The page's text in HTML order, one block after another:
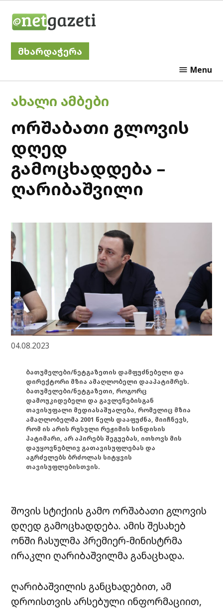
მხარდაჭერა
Menu
POSTED
ᲐᲮᲐᲚᲘ ᲐᲛᲑᲔᲑᲘ
ორშაბათი გლოვის
დღედ
გამოცხადდება –
ღარიბაშვილი
04.08.2023
ბათუმელები/ნეტგაზეთის დამფუძნებელი და
დირექტორი მზია ამაღლობელი დააპატიმრეს.
ბათუმელები/ნეტგაზეთი, როგორც
დამოუკიდებელი და გავლენებისგან
თავისუფალი მედიასაშუალება, რომელიც მზია
ამაღლობელმა 2001 წელს დააფუძნა, მიიჩნევს,
რომ ის არის რუსული რეჟიმის სინდისის
პატიმარი, არ აპირებს შეგუებას, ითხოვს მის
დაუყოვნებლივ გათავისუფლებას და
აგრძელებს ბრძოლას სიტყვის
თავისუფლებისთვის.
შოვის სტიქიის გამო ორშაბათი გლოვის
დღედ გამოცხადდება. ამის შესახებ
ონში ჩასულმა პრემიერ-მინისტრმა
ირაკლი ღარიბაშვილმა განაცხადა.
ღარიბაშვილის განცხადებით, ამ
დროისთვის არსებული ინფორმაციით,